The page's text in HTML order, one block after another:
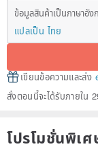
ข้อมูลสินค้าเป็นภาษาอั
แปลเป็น ไทย
เขียนข้อความและส่ง
สั่งตอนนี้จะได้รับภายใน
โปรโมชั่นพิเศ